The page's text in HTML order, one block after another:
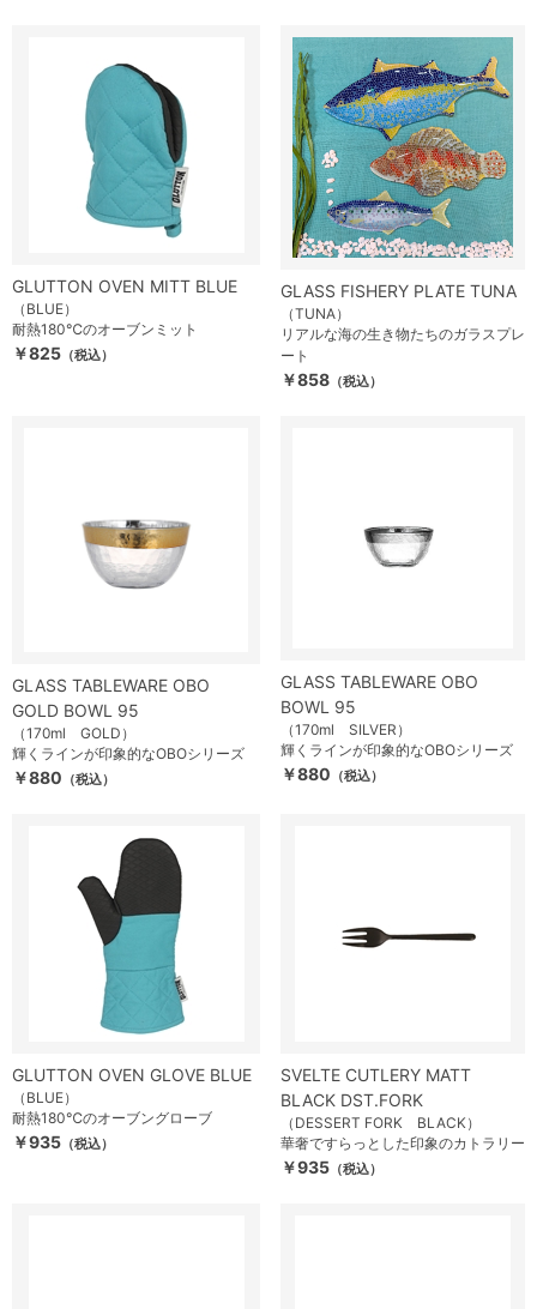
GLUTTON OVEN MITT BLUE
（BLUE）
耐熱180℃のオーブンミット
￥825 （税込）
GLASS FISHERY PLATE TUNA
（TUNA）
リアルな海の生き物たちのガラスプレ
ート
￥858 （税込）
GLASS TABLEWARE OBO
GOLD BOWL 95
（170ml GOLD）
輝くラインが印象的なOBOシリーズ
￥880 （税込）
GLASS TABLEWARE OBO
BOWL 95
（170ml SILVER）
輝くラインが印象的なOBOシリーズ
￥880 （税込）
GLUTTON OVEN GLOVE BLUE
（BLUE）
耐熱180℃のオーブングローブ
￥935 （税込）
SVELTE CUTLERY MATT
BLACK DST.FORK
（DESSERT FORK BLACK）
華奢ですらっとした印象のカトラリー
￥935 （税込）